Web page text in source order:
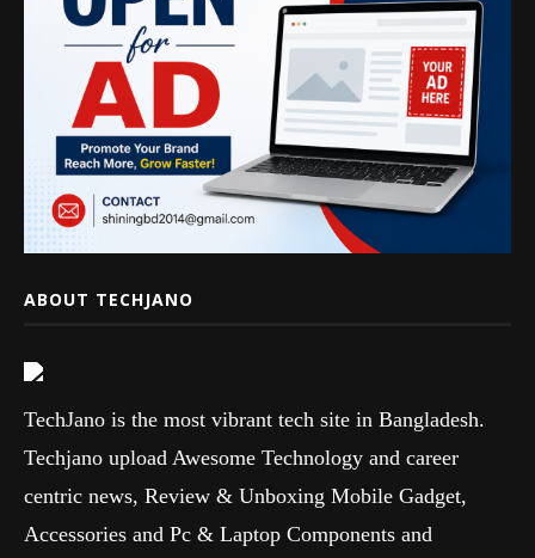
ABOUT TECHJANO
TechJano is the most vibrant tech site in Bangladesh.
Techjano upload Awesome Technology and career
centric news, Review & Unboxing Mobile Gadget,
Accessories and Pc & Laptop Components and